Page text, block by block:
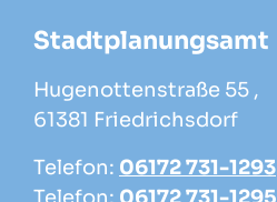
Stadtplanungsamt
Hugenottenstraße 55 ,
61381 Friedrichsdorf
Telefon: 06172 731-1293